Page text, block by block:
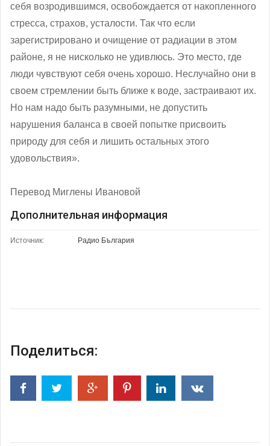
себя возродившимся, освобождается от накопленного
стресса, страхов, усталости. Так что если
зарегистрировано и очищение от радиации в этом
районе, я не нисколько не удивлюсь. Это место, где
люди чувствуют себя очень хорошо. Неслучайно они в
своем стремлении быть ближе к воде, застраивают их.
Но нам надо быть разумными, не допустить
нарушения баланса в своей попытке присвоить
природу для себя и лишить остальных этого
удовольствия».
Перевод Миглены Ивановой
Дополнительная информация
Источник: Радио България
Поделиться: